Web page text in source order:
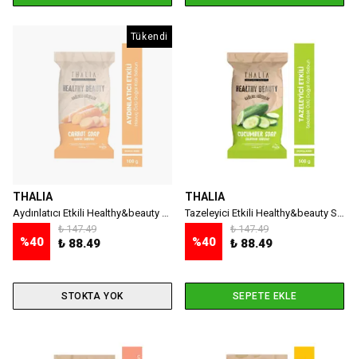
Tükendi
THALIA
Aydınlatıcı Etkili Healthy&beauty Havuç Özlü Doğal Katı Sabun – 100gr
%40
₺ 147.49
₺ 88.49
STOKTA YOK
THALIA
Tazeleyici Etkili Healthy&beauty Salatalık Özlü Doğal Katı Sabun - 100 gr
%40
₺ 147.49
₺ 88.49
SEPETE EKLE